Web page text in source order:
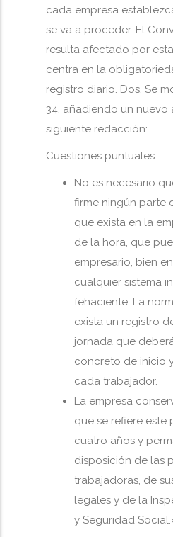
cada empresa
se va a proceder. El
resulta afectado por
centra en la
registro diario. Dos. Se
34, añadiendo un
siguiente redacción:
Cuestiones puntuales:
No es necesario
firme ningún parte
que exista en la
de la hora, que
empresario, bien
cualquier sistema
fehaciente. La
exista un registro
jornada que
concreto de inicio
cada trabajador.
La empresa
que se refiere
cuatro años y
disposición de las
trabajadoras, de
legales y de la
y Seguridad